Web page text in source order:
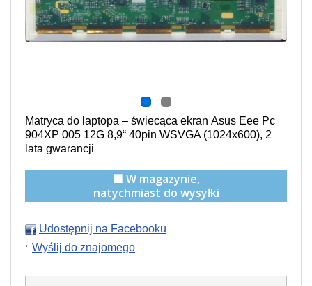
Matryca do laptopa – świecąca ekran Asus Eee Pc
904XP 005 12G 8,9“ 40pin WSVGA (1024x600), 2
lata gwarancji
🟩 W magazynie,
natychmiast do wysyłki
Udostępnij na Facebooku
Wyślij do znajomego